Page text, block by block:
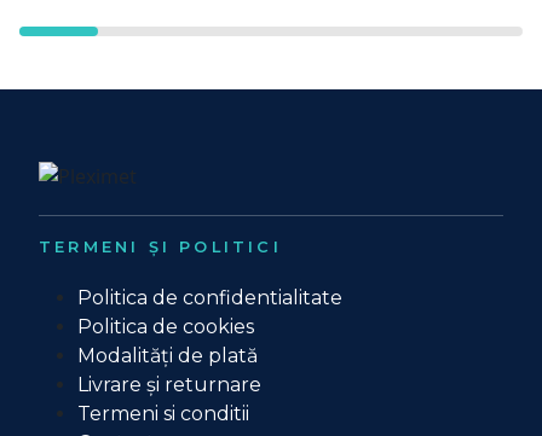
TERMENI ȘI POLITICI
Politica de confidentialitate
Politica de cookies
Modalități de plată
Livrare și returnare
Termeni si conditii